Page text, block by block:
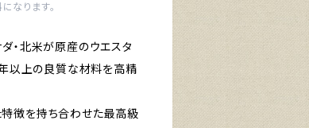
なります。
ダ・北米が原産のウエスタ
年以上の良質な材料を高精
特徴を持ち合わせた最高級